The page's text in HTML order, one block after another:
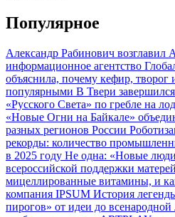
Популярное
Александр Рабинович возглавил
информационное агентство
объяснила, почему кефир, творог
популярными В Твери
«Русского Света» по гребле на
«Новые Огни на Байкале»
разных регионов России
рекорды: количество
в 2025 году Не одна: «Новые
всероссийской поддержки
мицеллированные витамины, и
компания IPSUM История
пирогов» от идеи до